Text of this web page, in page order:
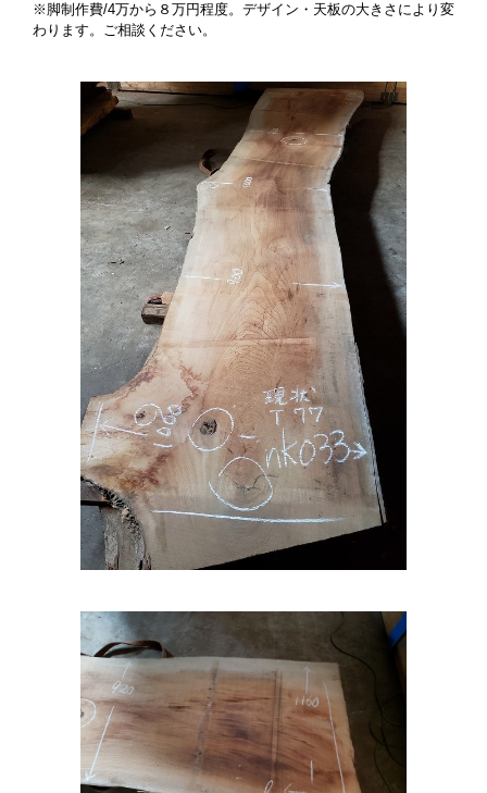
※脚制作費/4万から８万円程度。デザイン・天板の大きさにより変
わります。ご相談ください。